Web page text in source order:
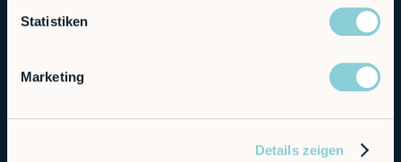
Statistiken
Marketing
Details zeigen